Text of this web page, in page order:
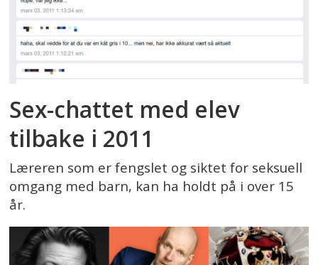
Sex-chattet med elev
tilbake i 2011
Læreren som er fengslet og siktet for seksuell
omgang med barn, kan ha holdt på i over 15
år.